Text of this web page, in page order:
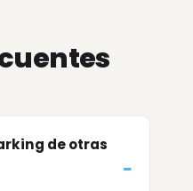
de otras